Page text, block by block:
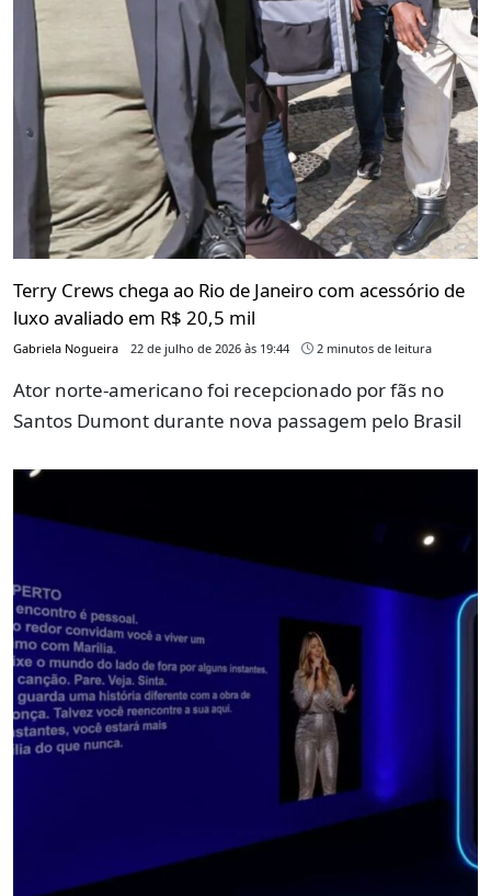
Terry Crews chega ao Rio de Janeiro com acessório de
luxo avaliado em R$ 20,5 mil
Gabriela Nogueira 22 de julho de 2026 às 19:44 2 minutos de leitura
Ator norte-americano foi recepcionado por fãs no
Santos Dumont durante nova passagem pelo Brasil